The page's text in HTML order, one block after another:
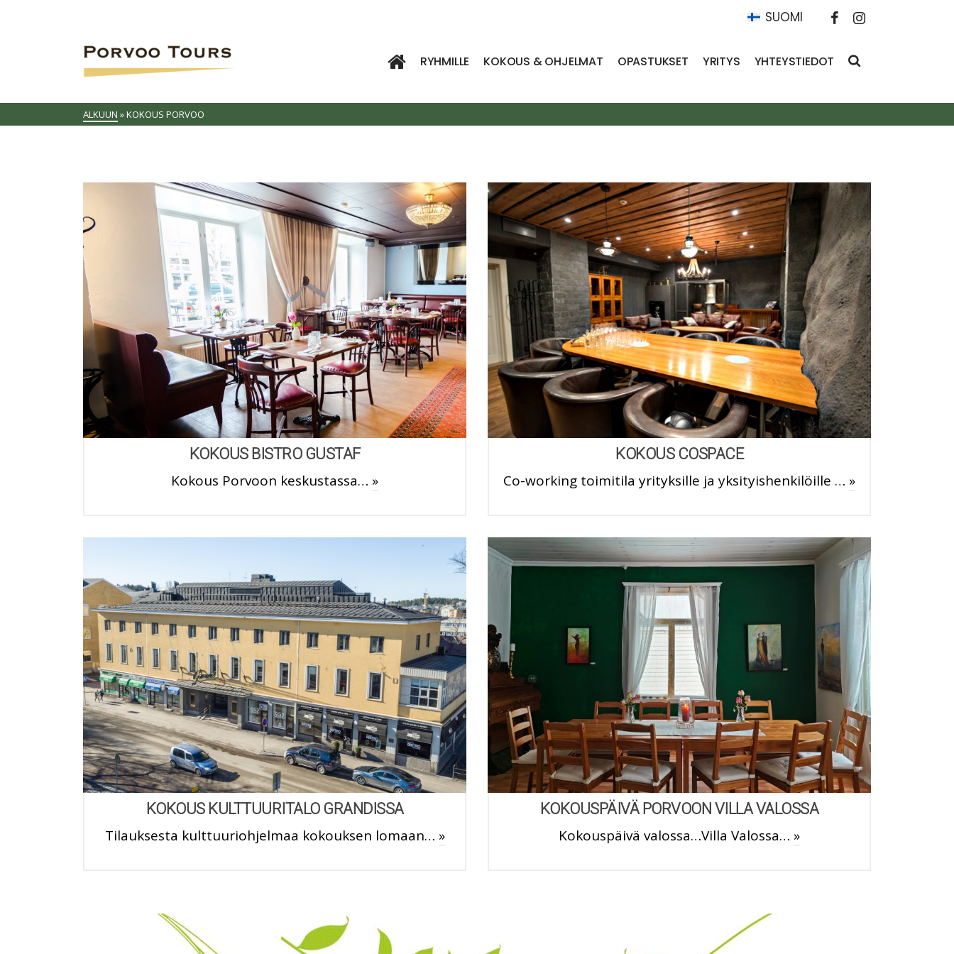
SUOMI
RYHMILLE KOKOUS & OHJELMAT OPASTUKSET YRITYS YHTEYSTIEDOT
ALKUUN »KOKOUS PORVOO
KOKOUS BISTRO GUSTAF
Kokous Porvoon keskustassa… »
KOKOUS COSPACE
Co-working toimitila yrityksille ja yksityishenkilöille … »
KOKOUS KULTTUURITALO GRANDISSA
Tilauksesta kulttuuriohjelmaa kokouksen lomaan… »
KOKOUSPÄIVÄ PORVOON VILLA VALOSSA
Kokouspäivä valossa…Villa Valossa… »